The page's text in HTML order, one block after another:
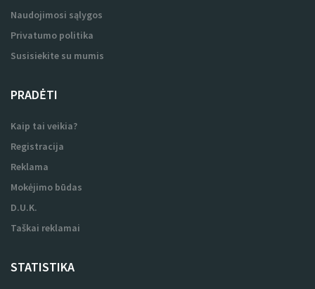
Susisiekite su mumis
PRADĖTI
Reklama
Mokėjimo būdas
D.U.K.
Taškai reklamai
STATISTIKA